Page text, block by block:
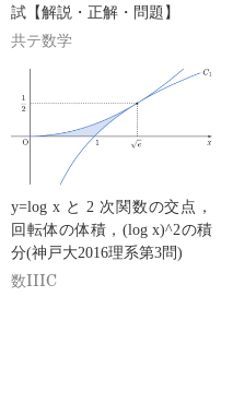
試【解説・正解・問題】
共テ数学
y=log x と 2 次関数の交点，
回転体の体積，(log x)^2の積
分(神戸大2016理系第3問)
数IIIC